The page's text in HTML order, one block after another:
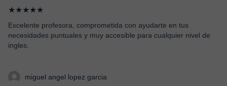
★★★★★
Excelente profesora, comprometida con ayudarte en tus
necesidades puntuales y muy accesible para cualquier nivel de
ingles.
miguel angel lopez garcia